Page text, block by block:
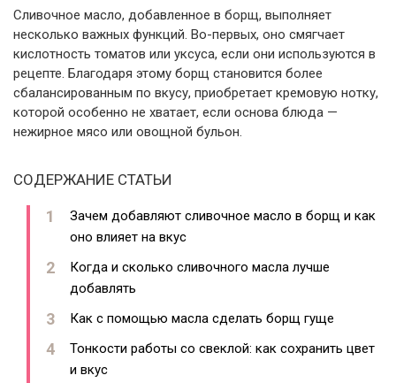
Сливочное масло, добавленное в борщ, выполняет
несколько важных функций. Во-первых, оно смягчает
кислотность томатов или уксуса, если они используются в
рецепте. Благодаря этому борщ становится более
сбалансированным по вкусу, приобретает кремовую нотку,
которой особенно не хватает, если основа блюда —
нежирное мясо или овощной бульон.
СОДЕРЖАНИЕ СТАТЬИ
Зачем добавляют сливочное масло в борщ и как
оно влияет на вкус
Когда и сколько сливочного масла лучше
добавлять
Как с помощью масла сделать борщ гуще
Тонкости работы со свеклой: как сохранить цвет
и вкус